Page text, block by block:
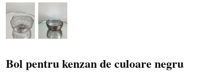
Bol pentru kenzan de culoare negru